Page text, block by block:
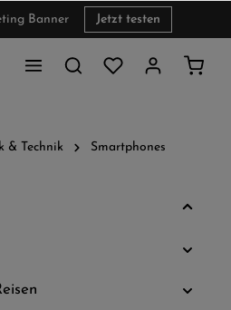
Banner Jetzt testen
& Technik Smartphones